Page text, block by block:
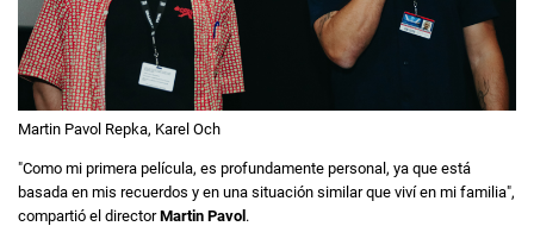
Martin Pavol Repka, Karel Och
"Como mi primera película, es profundamente personal, ya que está
basada en mis recuerdos y en una situación similar que viví en mi familia",
compartió el directorMartin Pavol .